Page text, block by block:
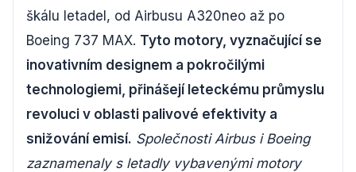
škálu letadel, od Airbusu A320neo až po
Boeing 737 MAX. Tyto motory, vyznačující se
inovativním designem a pokročilými
technologiemi, přinášejí leteckému průmyslu
revoluci v oblasti palivové efektivity a
snižování emisí. Společnosti Airbus i Boeing
zaznamenaly s letadly vybavenými motory